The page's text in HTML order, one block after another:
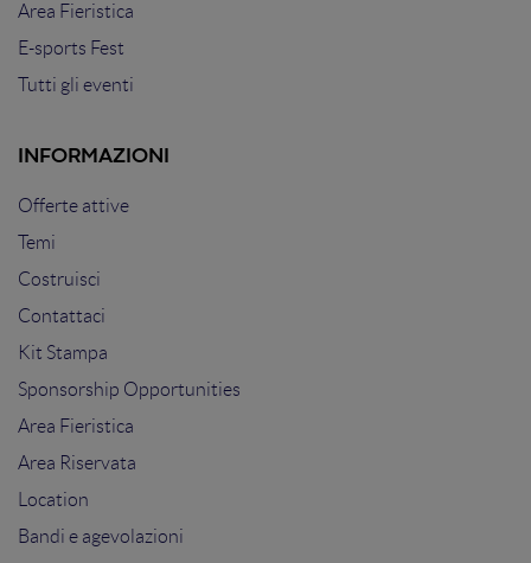
Area Fieristica
E-sports Fest
Tutti gli eventi
INFORMAZIONI
Offerte attive
Temi
Costruisci
Contattaci
Kit Stampa
Sponsorship Opportunities
Area Fieristica
Area Riservata
Location
Bandi e agevolazioni